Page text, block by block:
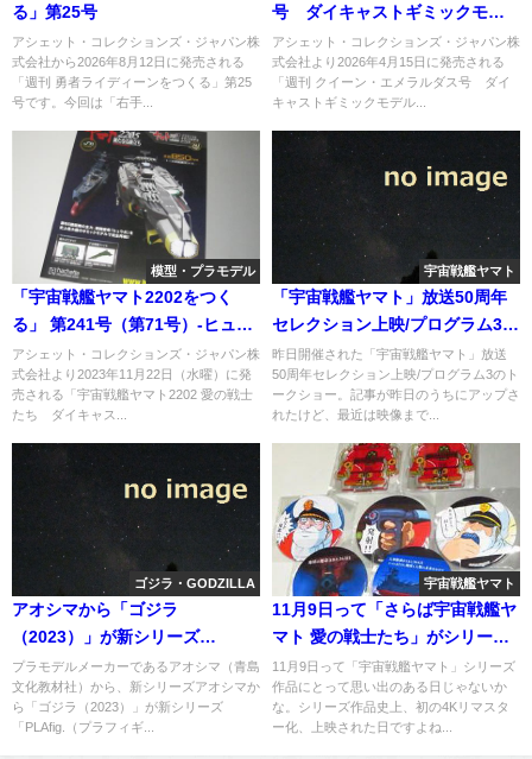
る」第25号
アシェット・コレクションズ・ジャパン株
式会社から2026年8月12日に発売される
「週刊 勇者ライディーンをつくる」第25
号です。今回は「右手...
号 ダイキャストギミックモデ
ルをつくる」第137号
アシェット・コレクションズ・ジャパン株
式会社より2026年4月15日に発売される
「週刊 クイーン・エメラルダス号 ダイ
キャストギミックモデル...
模型・プラモデル
「宇宙戦艦ヤマト2202をつく
る」 第241号（第71号）-ヒュウ
ガ編
アシェット・コレクションズ・ジャパン株
式会社より2023年11月22日（水曜）に発
売される「宇宙戦艦ヤマト2202 愛の戦士
たち ダイキャス...
宇宙戦艦ヤマト
「宇宙戦艦ヤマト」放送50周年
セレクション上映/プログラム3の
トークショーの映像も配信され
た
昨日開催された「宇宙戦艦ヤマト」放送
50周年セレクション上映/プログラム3のト
ークショー。記事が昨日のうちにアップさ
れたけど、最近は映像まで...
ゴジラ・GODZILLA
アオシマから「ゴジラ
（2023）」が新シリーズ
「PLAfig.（プラフィギュア）」
第1弾として発売へ
プラモデルメーカーであるアオシマ（青島
文化教材社）から、新シリーズアオシマか
ら「ゴジラ（2023）」が新シリーズ
「PLAfig.（プラフィギ...
宇宙戦艦ヤマト
11月9日って「さらば宇宙戦艦ヤ
マト 愛の戦士たち」がシリーズ
作品で先駆けて4Kリマスター
化、上映された日
11月9日って「宇宙戦艦ヤマト」シリーズ
作品にとって思い出のある日じゃないか
な。シリーズ作品史上、初の4Kリマスタ
ー化、上映された日ですよね...